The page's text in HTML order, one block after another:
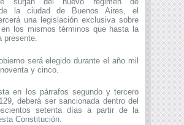
la ciudad de Buenos Aires, el
una legislación exclusiva sobre
los mismos términos que hasta la
presente.
será elegido durante el año mil
y cinco.
en los párrafos segundo y tercero
deberá ser sancionada dentro del
setenta días a partir de la
Constitución.